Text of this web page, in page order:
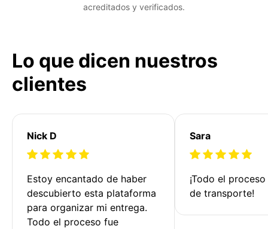
acreditados y verificados.
Lo que dicen nuestros
clientes
Nick D
Estoy encantado de haber
descubierto esta plataforma
para organizar mi entrega.
Todo el proceso fue
Sara
¡Todo el
de transporte!